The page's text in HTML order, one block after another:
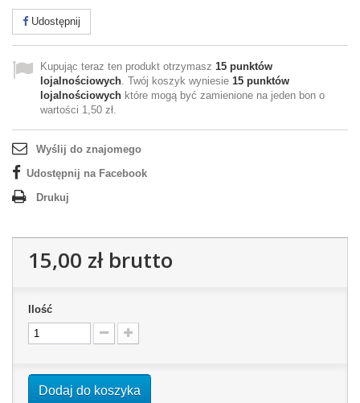
Udostępnij
Kupując teraz ten produkt otrzymasz 15 punktów
lojalnościowych. Twój koszyk wyniesie 15 punktów
lojalnościowych które mogą być zamienione na jeden bon o
wartości 1,50 zł.
Wyślij do znajomego
Udostępnij na Facebook
Drukuj
15,00 złbrutto
Ilość
Dodaj do koszyka